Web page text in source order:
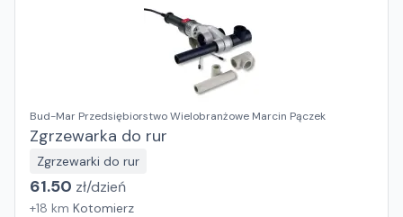
Bud-Mar Przedsiębiorstwo Wielobranżowe Marcin Pączek
Zgrzewarka do rur
Zgrzewarki do rur
61.50 zł/dzień
+18 km Kotomierz